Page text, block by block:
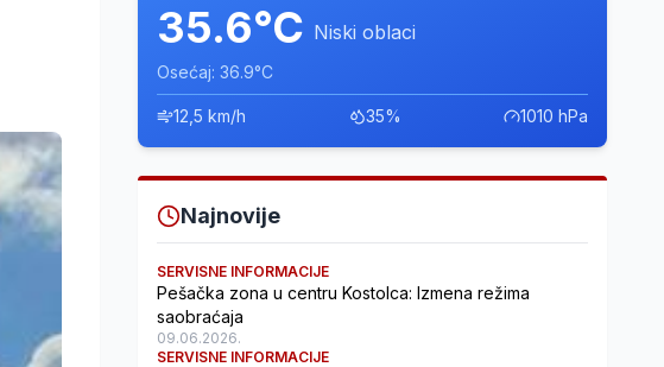
35.6°C Niski oblaci
Osećaj: 36.9°C
12,5 km/h 35% 1010 hPa
Najnovije
SERVISNE INFORMACIJE
Pešačka zona u centru Kostolca: Izmena režima
saobraćaja
09.06.2026.
SERVISNE INFORMACIJE